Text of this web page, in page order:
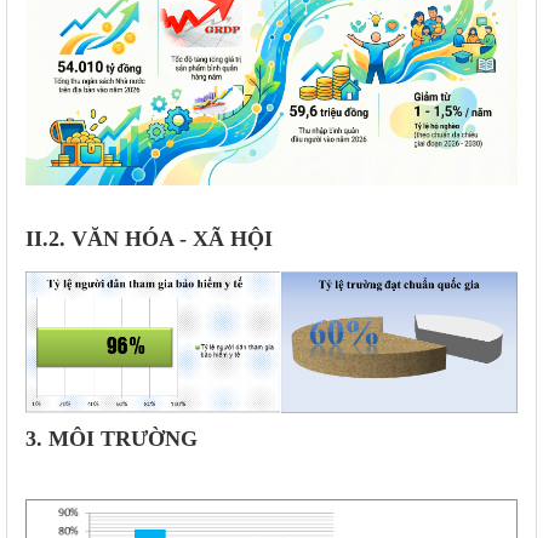
II.2. VĂN HÓA - XÃ HỘI
3. MÔI TRƯỜNG